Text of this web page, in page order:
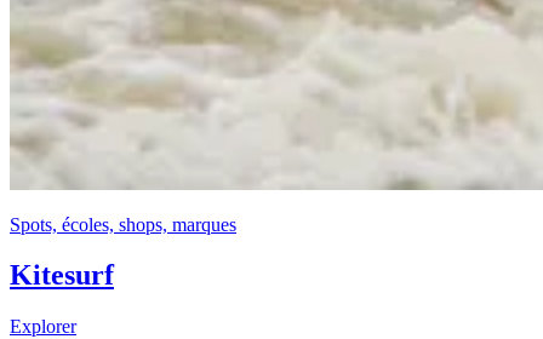
Spots, écoles, shops, marques
Kitesurf
Explorer